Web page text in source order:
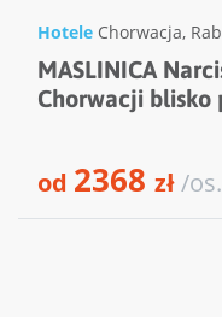
Hotele Chorwacja,
MASLINICA
Chorwacji blisko
od 2368 zł/os.